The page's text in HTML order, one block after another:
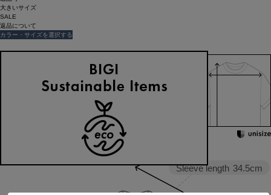
大きいサイズ
SALE
返品について
カラー・サイズを選択する
158cm 51kgRecommended
Crotch +1cm
Find out more on your body type
Sleeve length 34.5cm